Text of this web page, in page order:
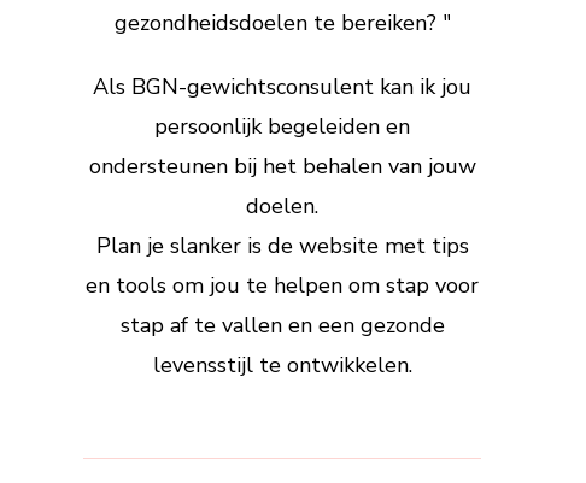
gezondheidsdoelen te bereiken? "
Als BGN-gewichtsconsulent kan ik jou
persoonlijk begeleiden en
ondersteunen bij het behalen van jouw
doelen.
Plan je slanker is de website met tips
en tools om jou te helpen om stap voor
stap af te vallen en een gezonde
levensstijl te ontwikkelen.